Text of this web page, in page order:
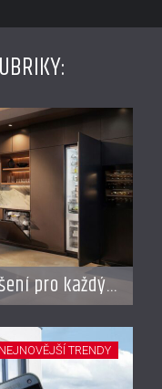
pro každý
NEJNOVĚJŠÍ TRENDY